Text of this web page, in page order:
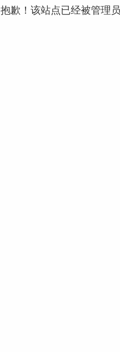
抱歉！该站点已经被管理